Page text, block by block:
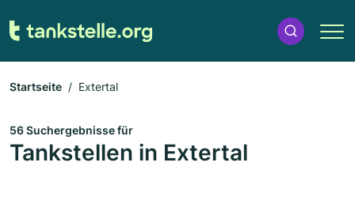
Startseite Extertal
56 Suchergebnisse für
Tankstellen in Extertal